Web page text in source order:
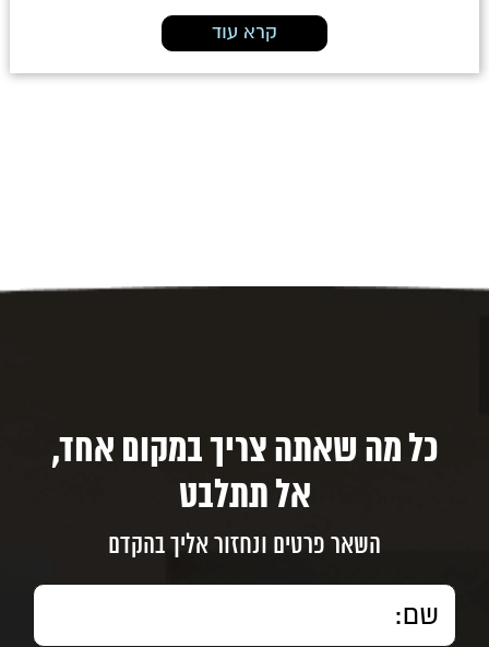
קרא עוד
כל מה שאתה צריך במקום אחד,
אל תתלבט
השאר פרטים ונחזור אליך בהקדם